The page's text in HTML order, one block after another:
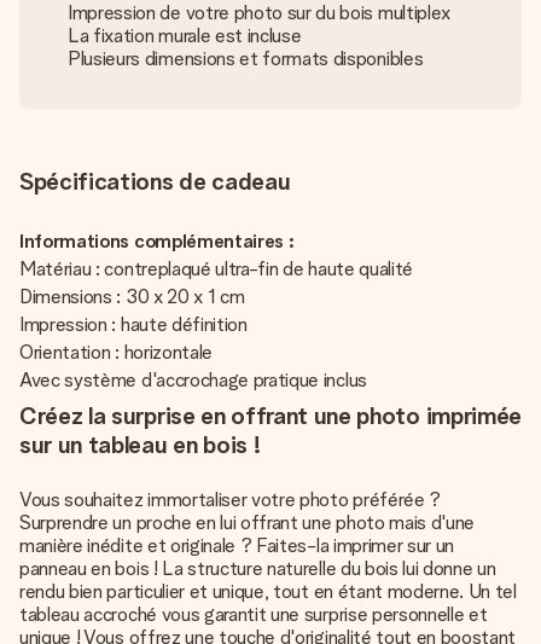
Impression de votre photo sur du bois multiplex
La fixation murale est incluse
Plusieurs dimensions et formats disponibles
Spécifications de cadeau
Informations complémentaires :
Matériau : contreplaqué ultra-fin de haute qualité
Dimensions : 30 x 20 x 1 cm
Impression : haute définition
Orientation : horizontale
Avec système d'accrochage pratique inclus
Créez la surprise en offrant une photo imprimée
sur un tableau en bois !
Vous souhaitez immortaliser votre photo préférée ?
Surprendre un proche en lui offrant une photo mais d'une
manière inédite et originale ? Faites-la imprimer sur un
panneau en bois ! La structure naturelle du bois lui donne un
rendu bien particulier et unique, tout en étant moderne. Un tel
tableau accroché vous garantit une surprise personnelle et
unique ! Vous offrez une touche d'originalité tout en boostant